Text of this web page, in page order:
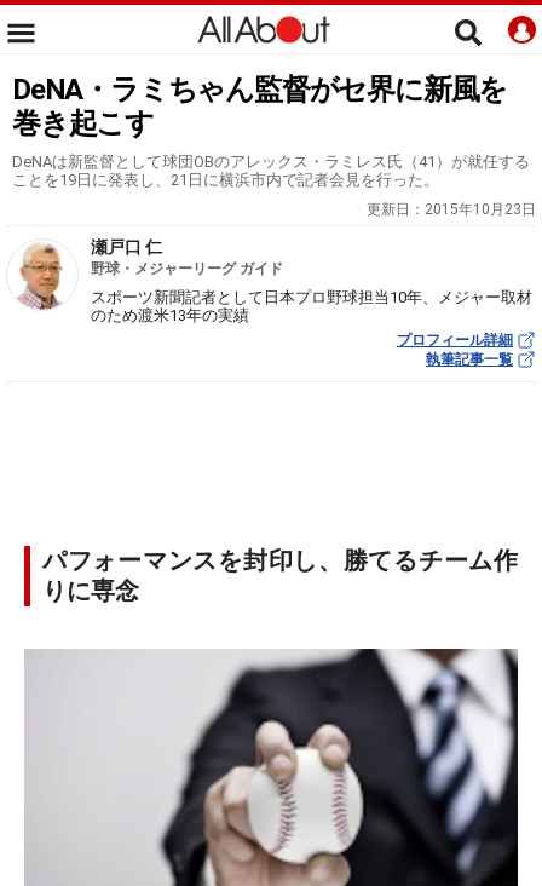
DeNA・ラミちゃん監督がセ界に新風を
巻き起こす
DeNAは新監督として球団OBのアレックス・ラミレス氏（41）が就任する
ことを19日に発表し、21日に横浜市内で記者会見を行った。
更新日： 2015年10月23日
瀬戸口 仁
野球・メジャーリーグ ガイド
スポーツ新聞記者として日本プロ野球担当10年、メジャー取材
のため渡米13年の実績
プロフィール詳細
執筆記事一覧
パフォーマンスを封印し、勝てるチーム作
りに専念